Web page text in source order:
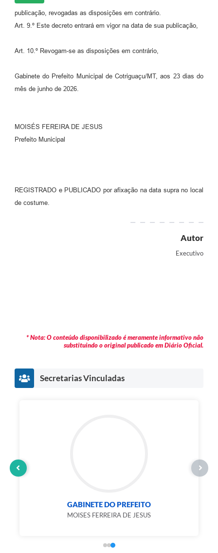
publicação, revogadas as disposições em contrário.
Art. 9.º Este decreto entrará em vigor na data de sua publicação,
Art. 10.º Revogam-se as disposições em contrário,
Gabinete do Prefeito Municipal de Cotriguaçu/MT, aos 23 dias do
mês de junho de 2026.
MOISÉS FEREIRA DE JESUS
Prefeito Municipal
REGISTRADO e PUBLICADO por afixação na data supra no local
de costume.
Autor
Executivo
* Nota: O conteúdo disponibilizado é meramente informativo não
substituindo o original publicado em Diário Oficial.
Secretarias Vinculadas
GABINETE DO PREFEITO
MOISES FERREIRA DE JESUS